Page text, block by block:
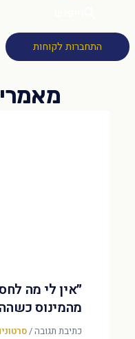
התחברות לקוחות
״אין לי מה
מהמינוס
כתיבת תגובה/